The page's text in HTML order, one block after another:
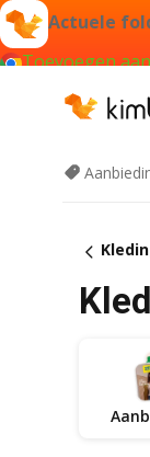
Actuele
Toevoegen